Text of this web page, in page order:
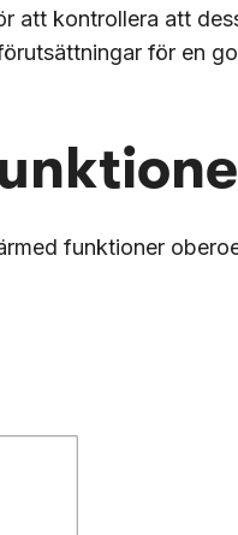
att kontrollera att
för en
funktioner